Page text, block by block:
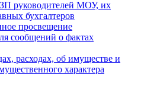
руководителей МОУ, их
бухгалтеров
просвещение
сообщений о фактах
расходах, об имуществе и
характера